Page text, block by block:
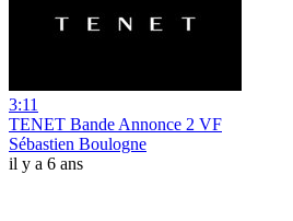
3:11
TENET Bande Annonce 2 VF
Sébastien Boulogne
il y a 6 ans